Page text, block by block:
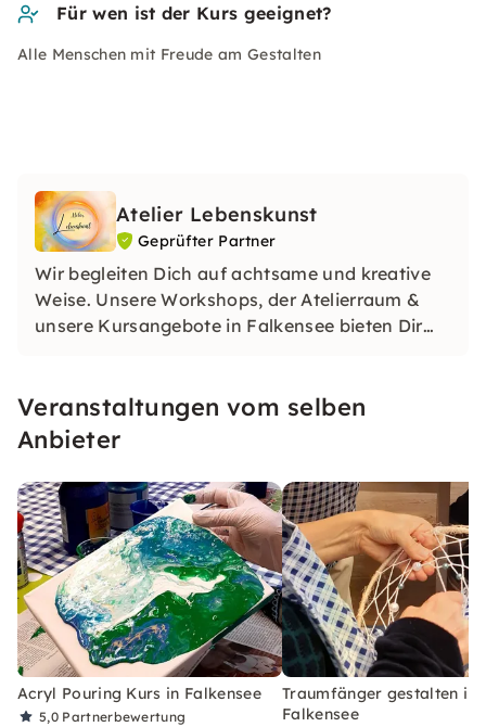
Für wen ist der Kurs geeignet?
Alle Menschen mit Freude am Gestalten
Atelier Lebenskunst
Geprüfter Partner
Wir begleiten Dich auf achtsame und kreative
Weise. Unsere Workshops, der Atelierraum &
unsere Kursangebote in Falkensee bieten Dir
Wachstum.
Veranstaltungen vom selben
Anbieter
Acryl Pouring Kurs in Falkensee
5,0 Partnerbewertung
Traumfänger gestalten in
Falkensee